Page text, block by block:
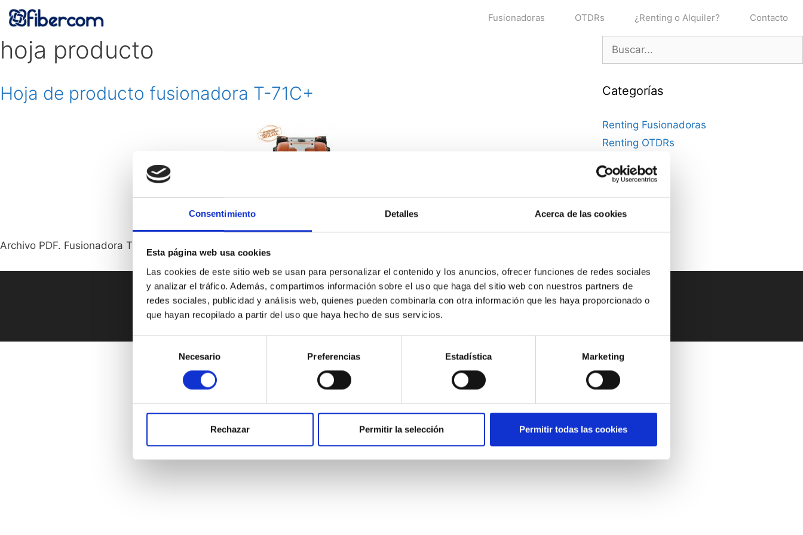
Consentimiento Detalles Acerca de las cookies
Esta página web usa cookies
Las cookies de este sitio web se usan para personalizar el contenido y los anuncios, ofrecer funciones de redes sociales
y analizar el tráfico. Además, compartimos información sobre el uso que haga del sitio web con nuestros partners de
redes sociales, publicidad y análisis web, quienes pueden combinarla con otra información que les haya proporcionado o
que hayan recopilado a partir del uso que haya hecho de sus servicios.
Selección
consentimiento
Necesario Preferencias Estadística Marketing
Rechazar Permitir la selección Permitir todas las cookies
Saltar
Fusionadoras OTDRs ¿Renting o Alquiler? Contacto
hoja producto
Hoja de producto fusionadora T-71C+
Archivo PDF. Fusionadora T-71C+ de Sumitomo
Buscar:
Categorías
Renting Fusionadoras
Renting OTDRs
Preguntas Frecuentes Aviso Legal y Condiciones de Uso